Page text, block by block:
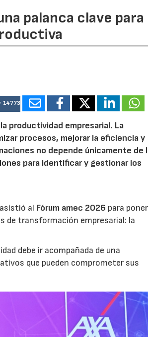
palanca clave para
14773
productividad empresarial. La
procesos, mejorar la eficiencia y
no depende únicamente de
para identificar y gestionar los
al Fórum amec 2026 para poner
de transformación empresarial: la
debe ir acompañada de una
que pueden comprometer sus